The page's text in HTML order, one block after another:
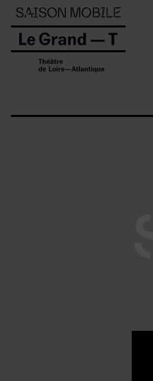
Panneau de gestion des cookies